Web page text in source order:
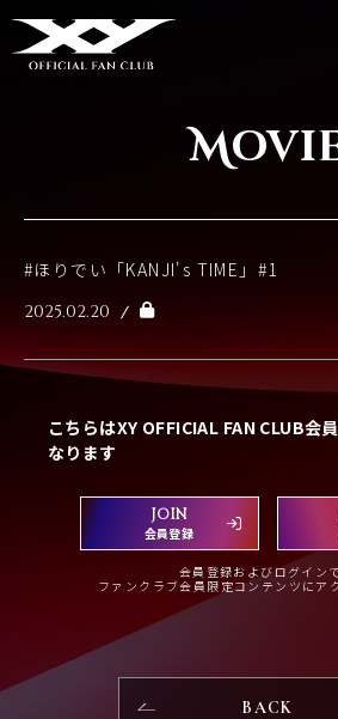
#ほりでい「KANJI's TIME」#1
2025.02.20
こちらはXY OFFICIAL FAN CLUB会
なります
JOIN
会員登録
会員登録およびログインで
ファンクラブ会員限定コンテンツにア
BACK